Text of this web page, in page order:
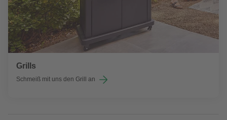
Grills
Schmeiß mit uns den Grill an